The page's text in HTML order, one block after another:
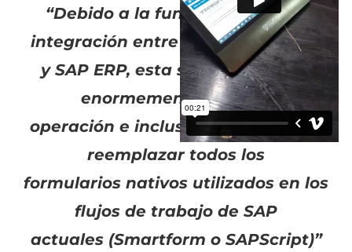
“Debido a la funcionalidad y la
integración entre dbs LiveForms™
y SAP ERP, esta solución mejora
enormemente nuestra
operación e incluso podría llegar a
reemplazar todos los
formularios nativos utilizados en los
flujos de trabajo de SAP
actuales (Smartform o SAPScript)”